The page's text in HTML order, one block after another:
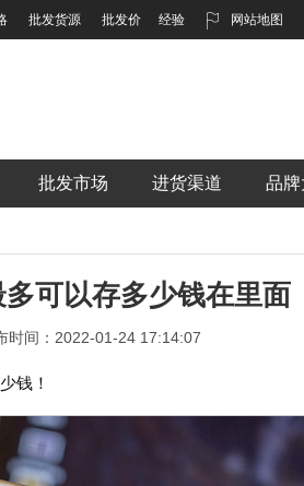
批发货源 批发价 经验 网站地图
批发市场 进货渠道 品牌
可以存多少钱在里面
时间：2022-01-24 17:14:07
钱！